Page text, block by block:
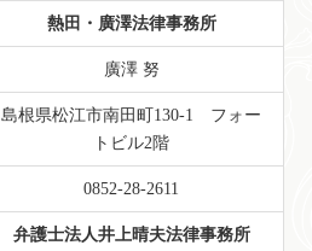
熱田・廣澤法律事務所
廣澤 努
島根県松江市南田町130-1 フォー
トビル2階
0852-28-2611
弁護士法人井上晴夫法律事務所